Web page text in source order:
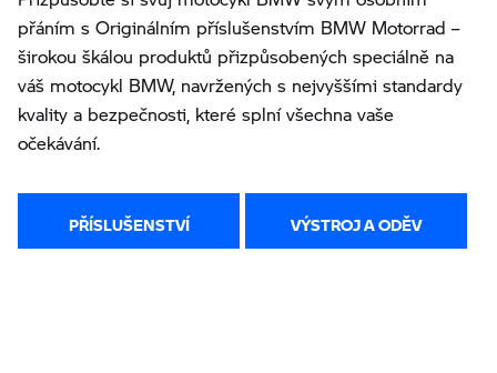
přáním s Originálním příslušenstvím BMW Motorrad –
širokou škálou produktů přizpůsobených speciálně na
váš motocykl BMW, navržených s nejvyššími standardy
kvality a bezpečnosti, které splní všechna vaše
očekávání.
PŘÍSLUŠENSTVÍ VÝSTROJ A ODĚV